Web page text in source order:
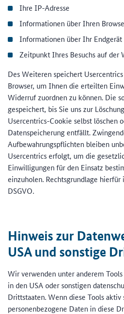
Ihre IP-Adresse
Informationen über Ihren
Informationen über Ihr Endgerät
Zeitpunkt Ihres Besuchs auf der
Des Weiteren speichert
Browser, um Ihnen die erteilten
Widerruf zuordnen zu können. Die
gespeichert, bis Sie uns zur
Usercentrics-Cookie selbst löschen
Datenspeicherung entfällt.
Aufbewahrungspflichten bleiben
Usercentrics erfolgt, um die
Einwilligungen für den Einsatz
einzuholen. Rechtsgrundlage hierfür
DSGVO.
Hinweis zur
USA und sonstige
Wir verwenden unter anderem
in den USA oder sonstigen
Drittstaaten. Wenn diese Tools
personenbezogene Daten in diese